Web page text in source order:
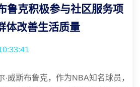
鲁克积极参与社区服务项
体改善生活质量
·威斯布鲁克，作为NBA知名球员，